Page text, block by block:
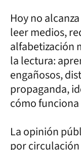
Hoy no
leer medios,
alfabetización
la lectura:
engañosos,
propaganda,
cómo
La opinión
por